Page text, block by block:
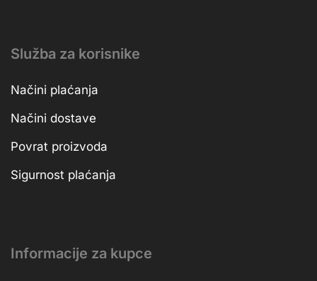
Služba za korisnike
Načini plaćanja
Načini dostave
Povrat proizvoda
Sigurnost plaćanja
Informacije za kupce